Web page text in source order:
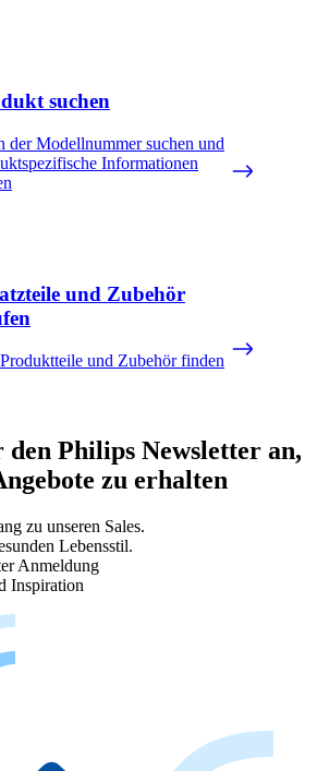
suchen
der Modellnummer suchen und
Informationen
und Zubehör
und Zubehör finden
Philips Newsletter an,
zu erhalten
zu unseren Sales.
Lebensstil.
Anmeldung
Inspiration